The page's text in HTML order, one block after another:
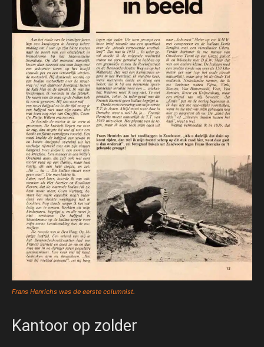
Frans Henrichs was de eerste columnist.
Kantoor op zolder